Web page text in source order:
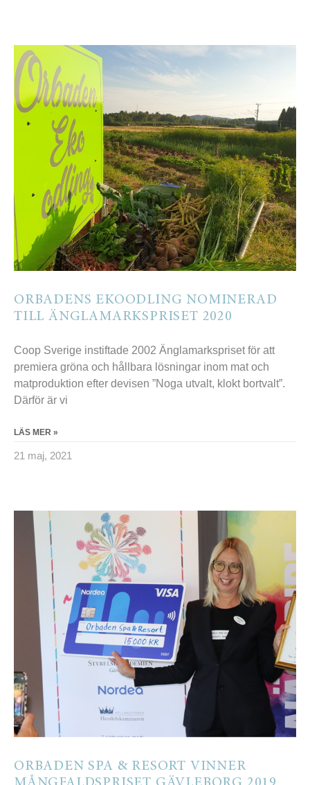
ORBADENS EKOODLING NOMINERAD
TILL ÄNGLAMARKSPRISET 2020
Coop Sverige instiftade 2002 Änglamarkspriset för att
premiera gröna och hållbara lösningar inom mat och
matproduktion efter devisen ”Noga utvalt, klokt bortvalt”.
Därför är vi
LÄS MER »
21 maj, 2021
ORBADEN SPA & RESORT VINNER